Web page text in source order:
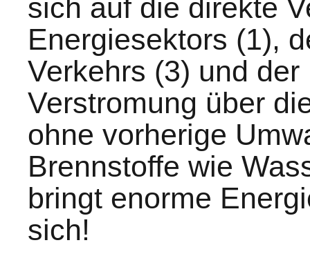
sich auf die direkte
Energiesektors (1),
Verkehrs (3) und
Verstromung über
ohne vorherige
Brennstoffe wie
bringt enorme
sich!